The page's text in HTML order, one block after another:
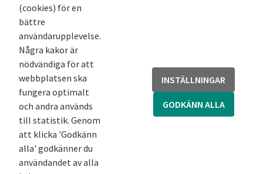
Andra webbplatser
Arkivsök
Fornsök
Fornreg
Bebyggelseregistret
Runor
Kringla
(cookies) för en
bättre
användarupplevelse.
Några kakor är
nödvändiga för att
webbplatsen ska
fungera optimalt
och andra används
till statistik. Genom
att klicka 'Godkänn
alla' godkänner du
användandet av alla
INSTÄLLNINGAR
GODKÄNN ALLA